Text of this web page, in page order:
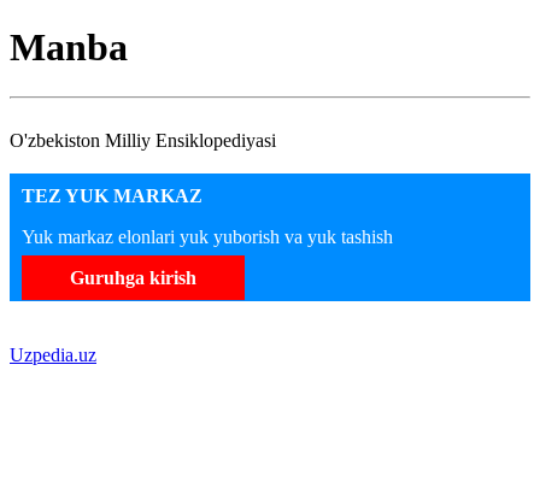
Manba
O'zbekiston Milliy Ensiklopediyasi
TEZ YUK MARKAZ
Yuk markaz elonlari yuk yuborish va yuk tashish
Guruhga kirish
Uzpedia.uz